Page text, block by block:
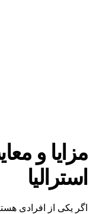
مزایا و
استرالیا
اگر یکی از افرادی